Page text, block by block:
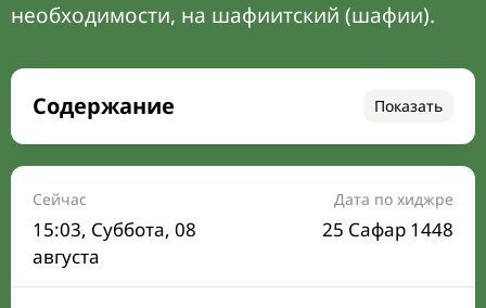
необходимости, на шафиитский (шафии).
Содержание Показать
Время намаза на сегодня
Расписание на месяц
Время Сухура и Ифтара на сегодня
Календарь рамадана
Сейчас
15:03, Суббота, 08
августа
Дата по хиджре
25 Сафар 1448